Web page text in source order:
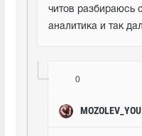
читов разбираюсь
аналитика и так
0